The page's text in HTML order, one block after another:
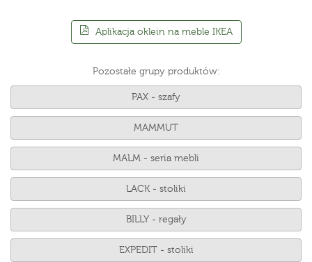
Aplikacja oklein na meble IKEA
Pozostałe grupy produktów:
PAX - szafy
MAMMUT
MALM - seria mebli
LACK - stoliki
BILLY - regały
EXPEDIT - stoliki